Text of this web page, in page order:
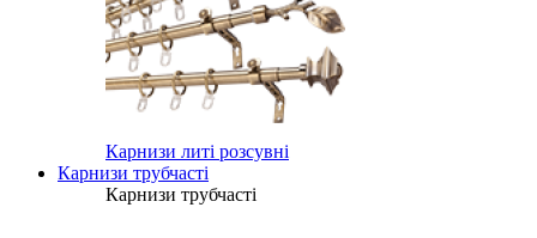
Карнизи литі розсувні
Карнизи трубчасті
Карнизи трубчасті